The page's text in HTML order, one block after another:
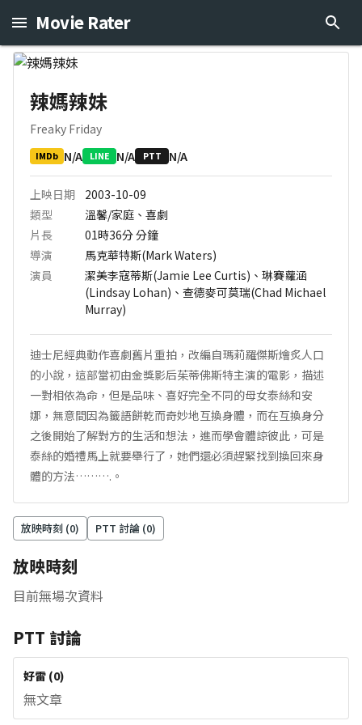
Movie Rater
辣媽辣妹
Freaky Friday
IMDb N/A LINE N/A PTT N/A
上映日期
2003-10-09
類型
溫馨/家庭、喜劇
片長
01時36分分鐘
導演
馬克華特斯(Mark Waters)
演員
潔美李寇蒂斯(Jamie Lee Curtis)、琳賽蘿涵
(Lindsay Lohan)、查德麥可莫瑞(Chad Michael
Murray)
迪士尼經典動作喜劇舊片重拍，改編自瑪莉羅傑斯燴炙人口
的小說，這部當初由金獎影后茱蒂佛斯特主演的電影，描述
一對相依為命，但是品味、喜好完全不同的母女泰絲和安
娜，無意間因為籤語餅乾而奇妙地互換身體，而在互換身分
之後開始了解對方的生活和想法，進而學會體諒彼此，可是
泰絲的婚禮馬上就要舉行了，她們還必須趕緊找到換回來身
體的方法……….。
放映時刻 (0) PTT 討論 (0)
放映時刻
目前無場次資料
PTT 討論
好雷 (0)
無文章